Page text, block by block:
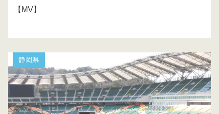
【MV】
静岡県